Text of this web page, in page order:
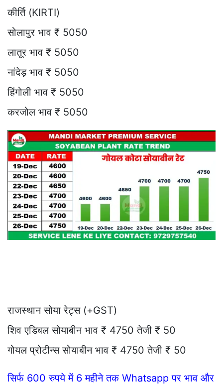
कीर्ति (KIRTI)
सोलापुर भाव ₹ 5050
लातूर भाव ₹ 5050
नांदेड़ भाव ₹ 5050
हिंगोली भाव ₹ 5050
करजोल भाव ₹ 5050
राजस्थान सोया रेट्स (+GST)
शिव एडिबल सोयाबीन भाव ₹ 4750 तेजी ₹ 50
गोयल प्रोटीन्स सोयाबीन भाव ₹ 4750 तेजी ₹ 50
सिर्फ 600 रुपये में 6 महीने तक Whatsapp पर भाव और